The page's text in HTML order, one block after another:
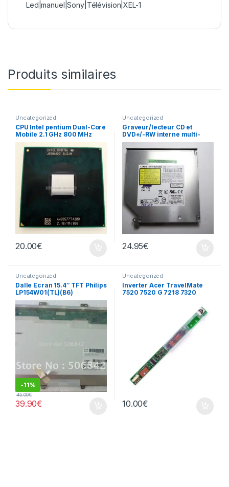
Led|manuel|Sony|Télévision|XEL-1
Produits similaires
Uncategorized
CPU Intel pentium Dual-Core
Mobile 2.1 GHz 800 MHz
20.00€
Uncategorized
Graveur/lecteur CD et
DVD+/-RW interne multi-
recorder portable DVR-
K16RS
24.95€
Uncategorized
Dalle Ecran 15.4″ TFT Philips
LP154W01(TL)(B6​)
-11%
39.90€
45.00€
Uncategorized
Inverter Acer TravelMate
7520 7520 G 7218 7320
10.00€